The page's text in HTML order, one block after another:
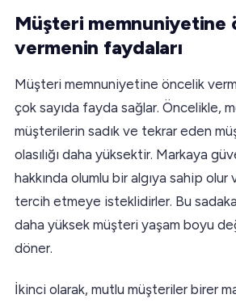
Müşteri memnuniyetine
vermenin faydaları
Müşteri memnuniyetine öncelik
çok sayıda fayda sağlar. Öncelikle,
müşterilerin sadık ve tekrar eden
olasılığı daha yüksektir. Markaya
hakkında olumlu bir algıya sahip
tercih etmeye isteklidirler. Bu
daha yüksek müşteri yaşam boyu
döner.
İkinci olarak, mutlu müşteriler birer